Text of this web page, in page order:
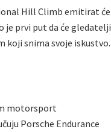
Hill Climb emitirat će
je prvi put da će gledatelji
koji snima svoje iskustvo.
motorsport
Porsche Endurance